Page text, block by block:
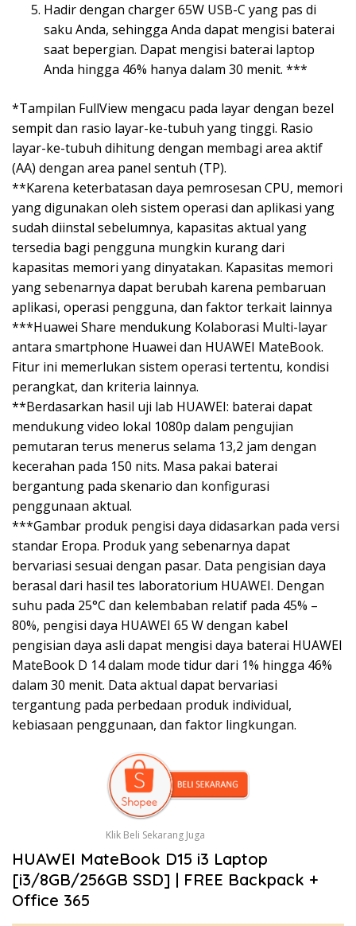
Hadir dengan charger 65W USB-C yang pas di
saku Anda, sehingga Anda dapat mengisi baterai
saat bepergian. Dapat mengisi baterai laptop
Anda hingga 46% hanya dalam 30 menit. ***
*Tampilan FullView mengacu pada layar dengan bezel
sempit dan rasio layar-ke-tubuh yang tinggi. Rasio
layar-ke-tubuh dihitung dengan membagi area aktif
(AA) dengan area panel sentuh (TP).
**Karena keterbatasan daya pemrosesan CPU, memori
yang digunakan oleh sistem operasi dan aplikasi yang
sudah diinstal sebelumnya, kapasitas aktual yang
tersedia bagi pengguna mungkin kurang dari
kapasitas memori yang dinyatakan. Kapasitas memori
yang sebenarnya dapat berubah karena pembaruan
aplikasi, operasi pengguna, dan faktor terkait lainnya
***Huawei Share mendukung Kolaborasi Multi-layar
antara smartphone Huawei dan HUAWEI MateBook.
Fitur ini memerlukan sistem operasi tertentu, kondisi
perangkat, dan kriteria lainnya.
**Berdasarkan hasil uji lab HUAWEI: baterai dapat
mendukung video lokal 1080p dalam pengujian
pemutaran terus menerus selama 13,2 jam dengan
kecerahan pada 150 nits. Masa pakai baterai
bergantung pada skenario dan konfigurasi
penggunaan aktual.
***Gambar produk pengisi daya didasarkan pada versi
standar Eropa. Produk yang sebenarnya dapat
bervariasi sesuai dengan pasar. Data pengisian daya
berasal dari hasil tes laboratorium HUAWEI. Dengan
suhu pada 25°C dan kelembaban relatif pada 45% –
80%, pengisi daya HUAWEI 65 W dengan kabel
pengisian daya asli dapat mengisi daya baterai HUAWEI
MateBook D 14 dalam mode tidur dari 1% hingga 46%
dalam 30 menit. Data aktual dapat bervariasi
tergantung pada perbedaan produk individual,
kebiasaan penggunaan, dan faktor lingkungan.
Klik Beli Sekarang Juga
HUAWEI MateBook D15 i3 Laptop
[i3/8GB/256GB SSD] | FREE Backpack +
Office 365